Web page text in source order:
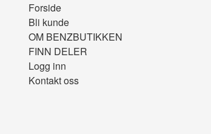
Forside
Bli kunde
OM BENZBUTIKKEN
FINN DELER
Logg inn
Kontakt oss